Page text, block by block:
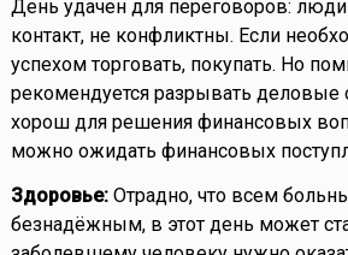
День удачен для переговоров: люди
контакт, не конфликтны. Если
успехом торговать, покупать. Но
рекомендуется разрывать деловые
хорош для решения финансовых
можно ожидать финансовых
Здоровье: Отрадно, что всем
безнадёжным, в этот день может